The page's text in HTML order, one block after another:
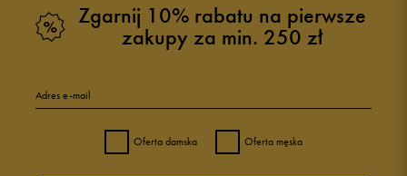
Zgarnij 10% rabatu na pierwsze
zakupy za min. 250 zł
Adres e-mail
Oferta damska Oferta męska